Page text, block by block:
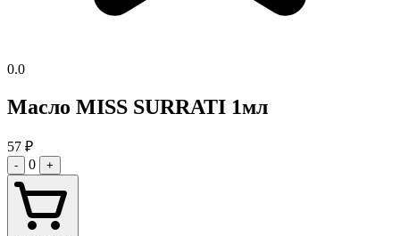
0.0
Масло MISS SURRATI 1мл
57 ₽
- 0 +